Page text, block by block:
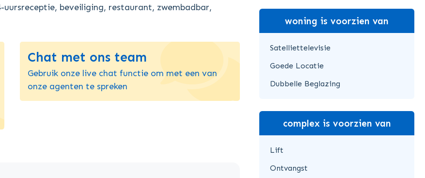
beveiliging, restaurant, zwembadbar,
Chat met ons team
Gebruik onze live chat functie om met een van
onze agenten te spreken
woning is voorzien van
Satelliettelevisie
Goede Locatie
Dubbelle Beglazing
complex is voorzien van
Lift
Ontvangst